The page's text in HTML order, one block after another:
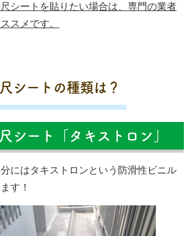
シートを貼りたい場合は、専門の業者
スメです。
シートの種類は？
シート「タキストロン」
にはタキストロンという防滑性ビニル
す！